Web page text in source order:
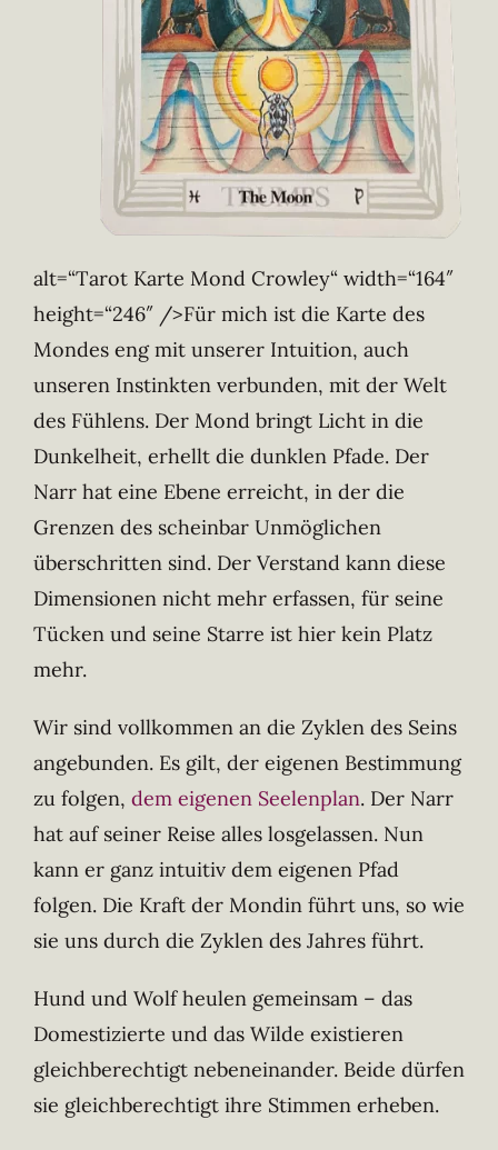
alt=“Tarot Karte Mond Crowley“ width=“164″
height=“246″ />Für mich ist die Karte des
Mondes eng mit unserer Intuition, auch
unseren Instinkten verbunden, mit der Welt
des Fühlens. Der Mond bringt Licht in die
Dunkelheit, erhellt die dunklen Pfade. Der
Narr hat eine Ebene erreicht, in der die
Grenzen des scheinbar Unmöglichen
überschritten sind. Der Verstand kann diese
Dimensionen nicht mehr erfassen, für seine
Tücken und seine Starre ist hier kein Platz
mehr.
Wir sind vollkommen an die Zyklen des Seins
angebunden. Es gilt, der eigenen Bestimmung
zu folgen, dem eigenen Seelenplan. Der Narr
hat auf seiner Reise alles losgelassen. Nun
kann er ganz intuitiv dem eigenen Pfad
folgen. Die Kraft der Mondin führt uns, so wie
sie uns durch die Zyklen des Jahres führt.
Hund und Wolf heulen gemeinsam – das
Domestizierte und das Wilde existieren
gleichberechtigt nebeneinander. Beide dürfen
sie gleichberechtigt ihre Stimmen erheben.